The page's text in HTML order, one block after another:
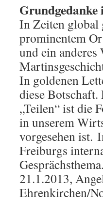
Grundgedanke
In Zeiten global
prominentem
und ein
In goldenen
diese
„Teilen“ ist die
in unserem
vorgesehen ist.
Freiburgs
Gesprächsthema.
21.1.2013,
Ehrenkirchen/